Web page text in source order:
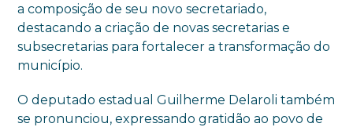
a composição de seu novo secretariado,
destacando a criação de novas secretarias e
subsecretarias para fortalecer a transformação do
município.
O deputado estadual Guilherme Delaroli também
se pronunciou, expressando gratidão ao povo de